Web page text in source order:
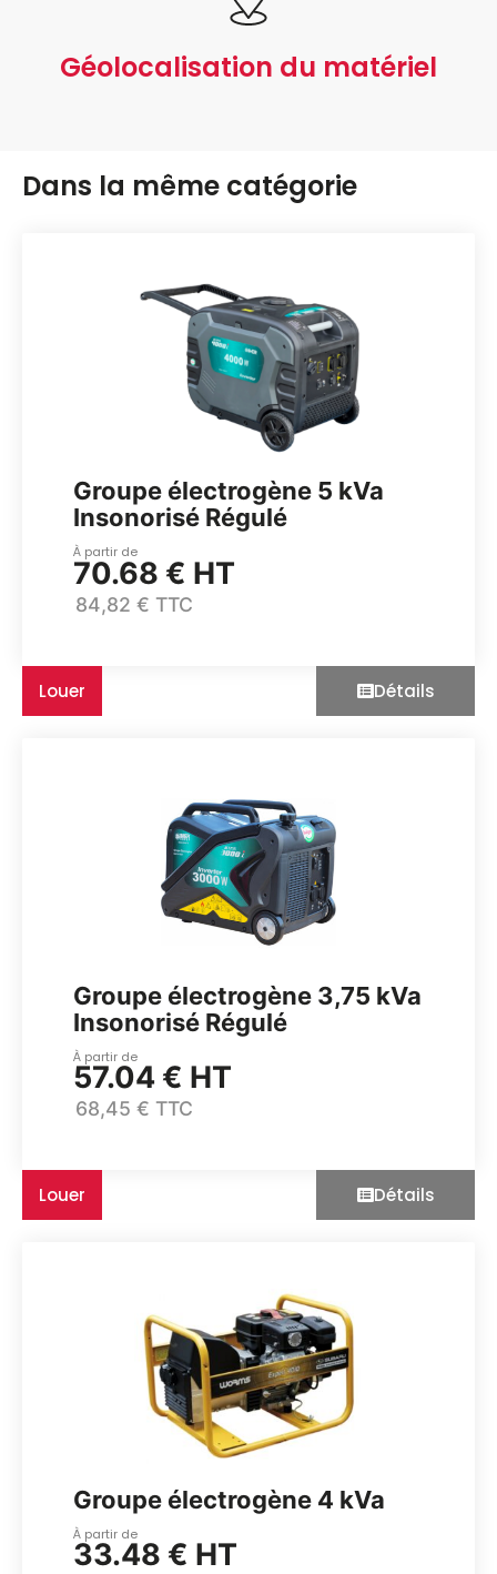
Géolocalisation du matériel
Dans la même catégorie
Groupe électrogène 5 kVa
Insonorisé Régulé
À partir de
70.68 € HT
84,82 € TTC
Louer Détails
Groupe électrogène 3,75 kVa
Insonorisé Régulé
À partir de
57.04 € HT
68,45 € TTC
Louer Détails
Groupe électrogène 4 kVa
À partir de
33.48 € HT